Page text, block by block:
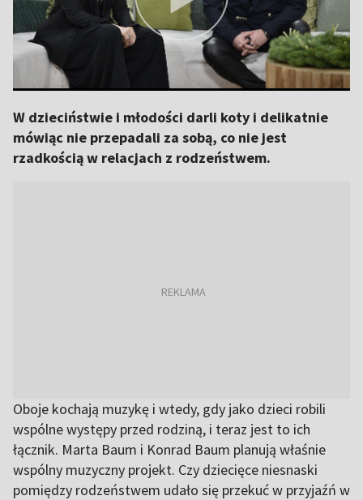
W dzieciństwie i młodości darli koty i delikatnie
mówiąc nie przepadali za sobą, co nie jest
rzadkością w relacjach z rodzeństwem.
Oboje kochają muzykę i wtedy, gdy jako dzieci robili
wspólne występy przed rodziną, i teraz jest to ich
łącznik. Marta Baum i Konrad Baum planują właśnie
wspólny muzyczny projekt. Czy dziecięce niesnaski
pomiędzy rodzeństwem udało się przekuć w przyjaźń w